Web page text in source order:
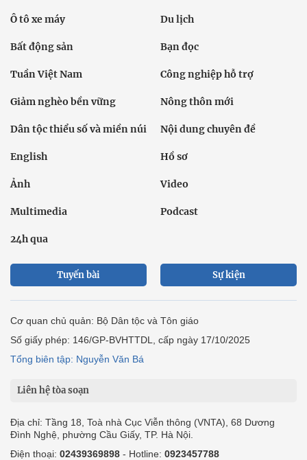
Ô tô xe máy Du lịch
Bất động sản Bạn đọc
Tuần Việt Nam Công nghiệp hỗ trợ
Giảm nghèo bền vững Nông thôn mới
Dân tộc thiểu số và miền núi Nội dung chuyên đề
English Hồ sơ
Ảnh Video
Multimedia Podcast
24h qua
Tuyến bài Sự kiện
Cơ quan chủ quản: Bộ Dân tộc và Tôn giáo
Số giấy phép: 146/GP-BVHTTDL, cấp ngày 17/10/2025
Tổng biên tập: Nguyễn Văn Bá
Liên hệ tòa soạn
Địa chỉ: Tầng 18, Toà nhà Cục Viễn thông (VNTA), 68 Dương
Đình Nghệ, phường Cầu Giấy, TP. Hà Nội.
Điện thoại: 02439369898 - Hotline: 0923457788